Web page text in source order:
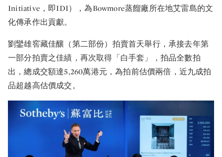
Initiative，即IDI），為Bowmore蒸餾廠所在地艾雷島的文
化傳承作出貢獻。
劉鑾雄窖藏佳釀（第二部份）拍賣首天舉行，承接去年第
一部分拍賣之佳績，再次取得「白手套」，拍品全數拍
出，總成交額達5,260萬港元，為拍前估價兩倍，近九成拍
品超越高估價成交。